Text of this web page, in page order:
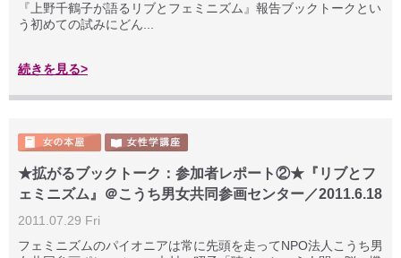
『上野千鶴子が語るリブとフェミニズム』報告ブックトークとい
う初めての試みにどん...
続きを見る>
★拡がるブックトーク：参加者レポート②★『リブとフ
ェミニズム』＠こうち男女共同参画センター／2011.6.18
2011.07.29 Fri
フェミニズムのパイオニアは常に先頭を走ってNPO法人こうち男